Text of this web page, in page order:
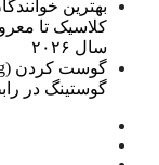
بهترین
کلاسیک تا
سال ۲۰۲۶
گوستینگ در